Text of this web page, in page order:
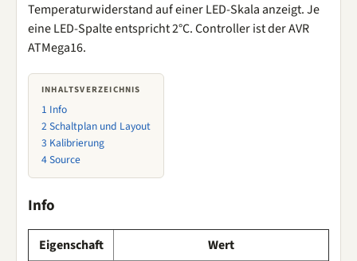
Temperaturwiderstand auf einer LED-Skala anzeigt. Je
eine LED-Spalte entspricht 2°C. Controller ist der AVR
ATMega16.
INHALTSVERZEICHNIS
1 Info
2 Schaltplan und Layout
3 Kalibrierung
4Source
Info
Eigenschaft
Wert